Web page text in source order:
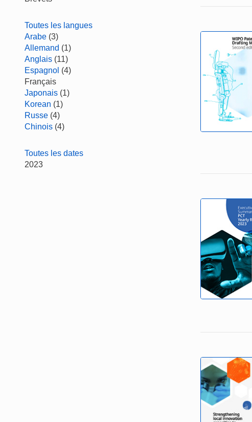
Toutes les langues
Arabe (3)
Allemand (1)
Anglais (11)
Espagnol (4)
Français
Japonais (1)
Korean (1)
Russe (4)
Chinois (4)
Toutes les dates
2023